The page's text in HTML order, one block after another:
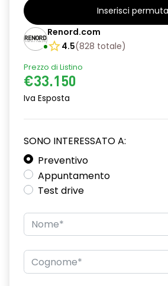
Inserisci permuta
Renord.com
4.5(828 totale)
Prezzo di Listino
€33.150
Iva Esposta
SONO INTERESSATO A:
Preventivo
Appuntamento
Test drive